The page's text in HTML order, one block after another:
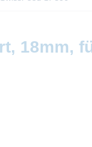
18mm,